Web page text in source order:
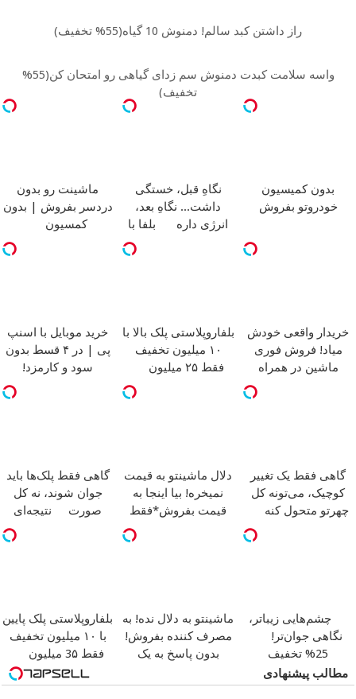
راز داشتن کبد سالم! دمنوش 10 گیاه(55% تخفیف)
واسه سلامت کبدت دمنوش سم زدای گیاهی رو امتحان کن(55%
تخفیف)
بدون کمیسیون
خودروتو بفروش
نگاهِ قبل، خستگی
داشت... نگاهِ بعد،
انرژی داره
بلفا با
ماشینت رو بدون
دردسر بفروش | بدون
کمسیون
خریدار واقعی خودش
میاد! فروش فوری
ماشین در همراه
بلفاروپلاستی پلک بالا با
۱۰ میلیون تخفیف
فقط ۲۵ میلیون
خرید موبایل با اسنپ
پی | در ۴ قسط بدون
سود و کارمزد!
گاهی فقط یک تغییر
کوچیک، می‌تونه کل
چهرتو متحول کنه
دلال ماشینتو به قیمت
نمیخره! بیا اینجا به
قیمت بفروش*فقط
گاهی فقط پلک‌ها باید
جوان شوند، نه کل
صورت
نتیجه‌ای
چشم‌هایی زیباتر،
نگاهی جوان‌تر!
25% تخفیف
بلفاروپلاستی
ماشینتو به دلال نده! به
مصرف کننده بفروش!
بدون پاسخ به یک
بلفاروپلاستی پلک پایین
با ۱۰ میلیون تخفیف
فقط 3۵ میلیون
مطالب پیشنهادی